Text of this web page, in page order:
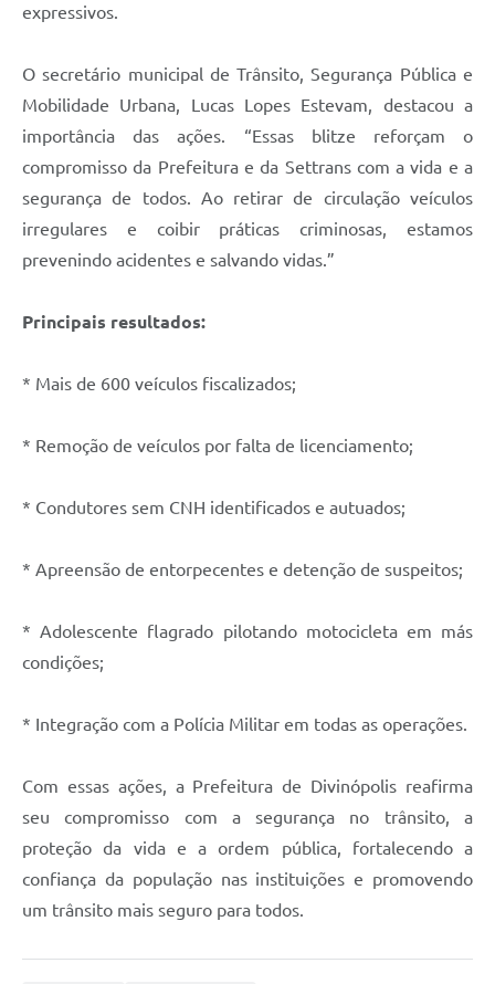
expressivos.
O secretário municipal de Trânsito, Segurança Pública e
Mobilidade Urbana, Lucas Lopes Estevam, destacou a
importância das ações. “Essas blitze reforçam o
compromisso da Prefeitura e da Settrans com a vida e a
segurança de todos. Ao retirar de circulação veículos
irregulares e coibir práticas criminosas, estamos
prevenindo acidentes e salvando vidas.”
Principais resultados:
* Mais de 600 veículos fiscalizados;
* Remoção de veículos por falta de licenciamento;
* Condutores sem CNH identificados e autuados;
* Apreensão de entorpecentes e detenção de suspeitos;
* Adolescente flagrado pilotando motocicleta em más
condições;
* Integração com a Polícia Militar em todas as operações.
Com essas ações, a Prefeitura de Divinópolis reafirma
seu compromisso com a segurança no trânsito, a
proteção da vida e a ordem pública, fortalecendo a
confiança da população nas instituições e promovendo
um trânsito mais seguro para todos.